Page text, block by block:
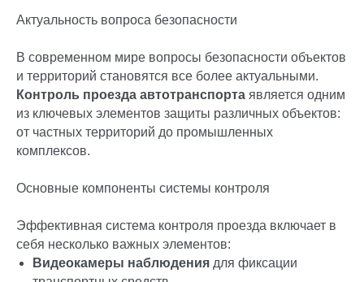
Актуальность вопроса безопасности
В современном мире вопросы безопасности объектов
и территорий становятся все более актуальными.
Контроль проезда автотранспорта является одним
из ключевых элементов защиты различных объектов:
от частных территорий до промышленных
комплексов.
Основные компоненты системы контроля
Эффективная система контроля проезда включает в
себя несколько важных элементов:
Видеокамеры наблюдения для фиксации